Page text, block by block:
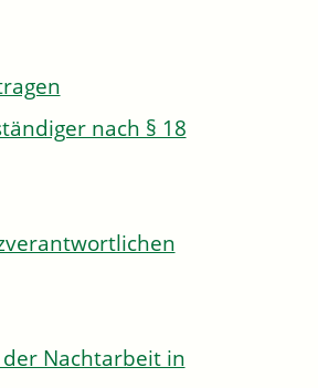
nach § 18
Nachtarbeit in